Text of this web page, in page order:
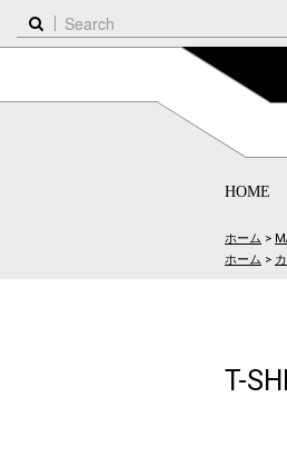
HOME
ホーム >
ホーム >
T-